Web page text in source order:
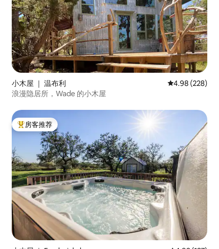
小木屋 ｜ 温布利 平均评分 4.98
4.98 (228)
浪漫隐居所，Wade 的小木屋
热门「房客推荐」
房客推荐